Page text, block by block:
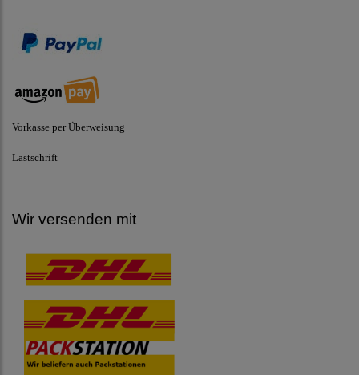
Vorkasse per Überweisung
Lastschrift
Wir versenden mit